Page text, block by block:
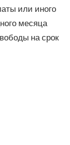
или иного
месяца
на срок